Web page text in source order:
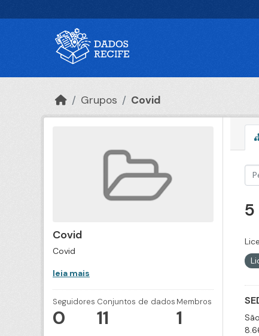
Grupos Covid
Covid
Covid
leia mais
Seguidores
0
Conjuntos de dados
11
Membros
1